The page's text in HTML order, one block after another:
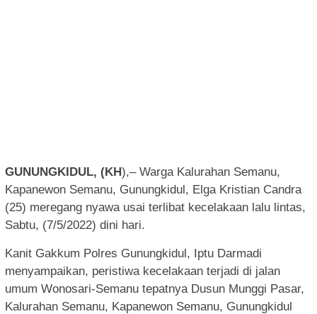
GUNUNGKIDUL, (KH),– Warga Kalurahan Semanu,
Kapanewon Semanu, Gunungkidul, Elga Kristian Candra
(25) meregang nyawa usai terlibat kecelakaan lalu lintas,
Sabtu, (7/5/2022) dini hari.
Kanit Gakkum Polres Gunungkidul, Iptu Darmadi
menyampaikan, peristiwa kecelakaan terjadi di jalan
umum Wonosari-Semanu tepatnya Dusun Munggi Pasar,
Kalurahan Semanu, Kapanewon Semanu, Gunungkidul